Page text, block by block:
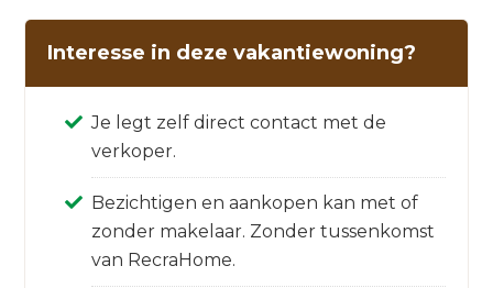
Interesse in deze vakantiewoning?
Je legt zelf direct contact met de
verkoper.
Bezichtigen en aankopen kan met of
zonder makelaar. Zonder tussenkomst
van RecraHome.